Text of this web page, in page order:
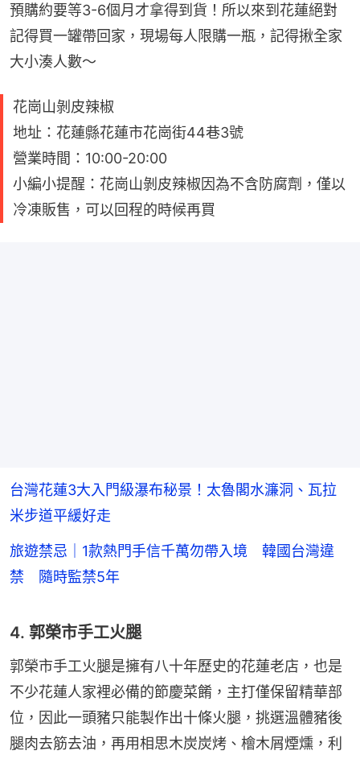
預購約要等3-6個月才拿得到貨！所以來到花蓮絕對
記得買一罐帶回家，現場每人限購一瓶，記得揪全家
大小湊人數～
花崗山剝皮辣椒
地址：花蓮縣花蓮市花崗街44巷3號
營業時間：10:00-20:00
小編小提醒：花崗山剝皮辣椒因為不含防腐劑，僅以
冷凍販售，可以回程的時候再買
台灣花蓮3大入門級瀑布秘景！太魯閣水濂洞、瓦拉
米步道平緩好走
旅遊禁忌｜1款熱門手信千萬勿帶入境 韓國台灣違
禁 隨時監禁5年
4. 郭榮市手工火腿
郭榮市手工火腿是擁有八十年歷史的花蓮老店，也是
不少花蓮人家裡必備的節慶菜餚，主打僅保留精華部
位，因此一頭豬只能製作出十條火腿，挑選溫體豬後
腿肉去筋去油，再用相思木炭炭烤、檜木屑煙燻，利